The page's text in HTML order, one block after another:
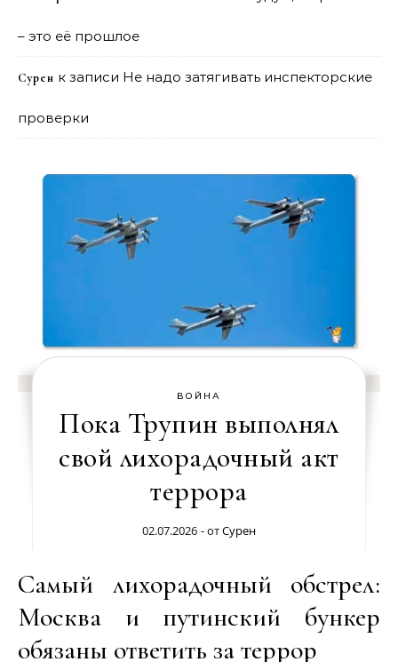
– это её прошлое
Сурен к записи Не надо затягивать инспекторские
проверки
ВОЙНА
Пока Трупин выполнял
свой лихорадочный акт
террора
02.07.2026 - отСурен
Самый лихорадочный обстрел:
Москва и путинский бункер
обязаны ответить за террор